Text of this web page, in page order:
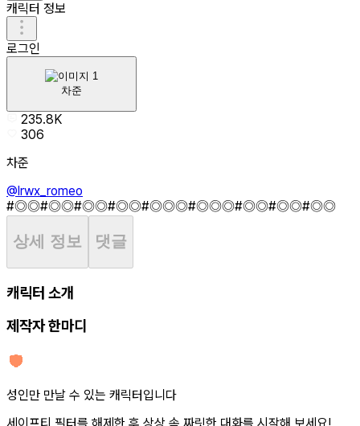
캐릭터 정보
로그인
차준
235.8K
306
차준
@lrwx_romeo
#◎◎#◎◎#◎◎#◎◎#◎◎◎#◎◎◎#◎◎#◎◎#◎◎
상세 정보 댓글
캐릭터 소개
제작자 한마디
성인만 만날 수 있는 캐릭터입니다